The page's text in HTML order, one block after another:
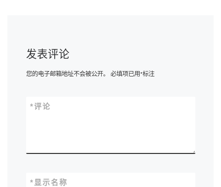
发表评论
您的电子邮箱地址不会被公开。 必填项已用*标注
评论
*
显示名称
*